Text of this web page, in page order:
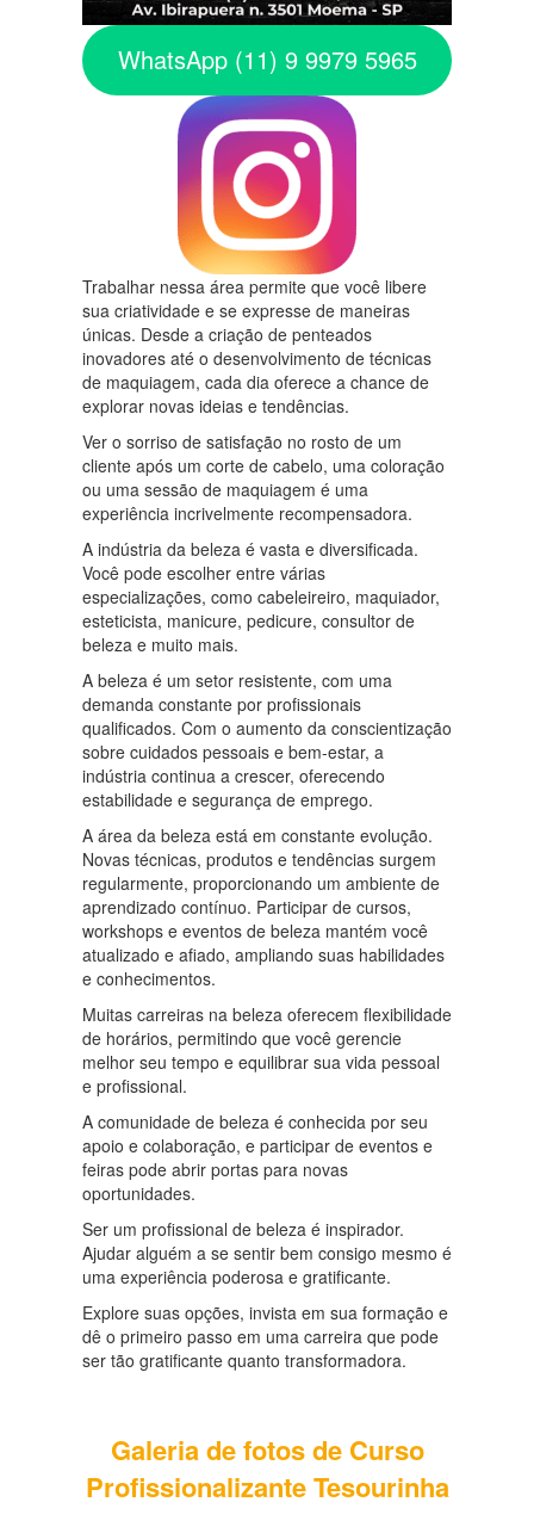
WhatsApp (11) 9 9979 5965
Trabalhar nessa área permite que você libere
sua criatividade e se expresse de maneiras
únicas. Desde a criação de penteados
inovadores até o desenvolvimento de técnicas
de maquiagem, cada dia oferece a chance de
explorar novas ideias e tendências.
Ver o sorriso de satisfação no rosto de um
cliente após um corte de cabelo, uma coloração
ou uma sessão de maquiagem é uma
experiência incrivelmente recompensadora.
A indústria da beleza é vasta e diversificada.
Você pode escolher entre várias
especializações, como cabeleireiro, maquiador,
esteticista, manicure, pedicure, consultor de
beleza e muito mais.
A beleza é um setor resistente, com uma
demanda constante por profissionais
qualificados. Com o aumento da conscientização
sobre cuidados pessoais e bem-estar, a
indústria continua a crescer, oferecendo
estabilidade e segurança de emprego.
A área da beleza está em constante evolução.
Novas técnicas, produtos e tendências surgem
regularmente, proporcionando um ambiente de
aprendizado contínuo. Participar de cursos,
workshops e eventos de beleza mantém você
atualizado e afiado, ampliando suas habilidades
e conhecimentos.
Muitas carreiras na beleza oferecem flexibilidade
de horários, permitindo que você gerencie
melhor seu tempo e equilibrar sua vida pessoal
e profissional.
A comunidade de beleza é conhecida por seu
apoio e colaboração, e participar de eventos e
feiras pode abrir portas para novas
oportunidades.
Ser um profissional de beleza é inspirador.
Ajudar alguém a se sentir bem consigo mesmo é
uma experiência poderosa e gratificante.
Explore suas opções, invista em sua formação e
dê o primeiro passo em uma carreira que pode
ser tão gratificante quanto transformadora.
Galeria de fotos de Curso
Profissionalizante Tesourinha